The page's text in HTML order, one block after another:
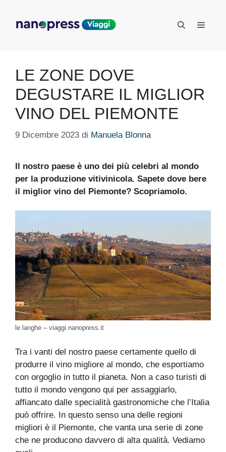
contenuto
Menu
LE ZONE DOVE
DEGUSTARE IL MIGLIOR
VINO DEL PIEMONTE
9 Dicembre 2023 di Manuela Blonna
Il nostro paese è uno dei più celebri al mondo
per la produzione vitivinicola. Sapete dove bere
il miglior vino del Piemonte? Scopriamolo.
le langhe – viaggi.nanopress.it
Tra i vanti del nostro paese certamente quello di
produrre il vino migliore al mondo, che esportiamo
con orgoglio in tutto il pianeta. Non a caso turisti di
tutto il mondo vengono qui per assaggiarlo,
affiancato dalle specialità gastronomiche che l’Italia
può offrire. In questo senso una delle regioni
migliori è il Piemonte, che vanta una serie di zone
che ne producono davvero di alta qualità. Vediamo